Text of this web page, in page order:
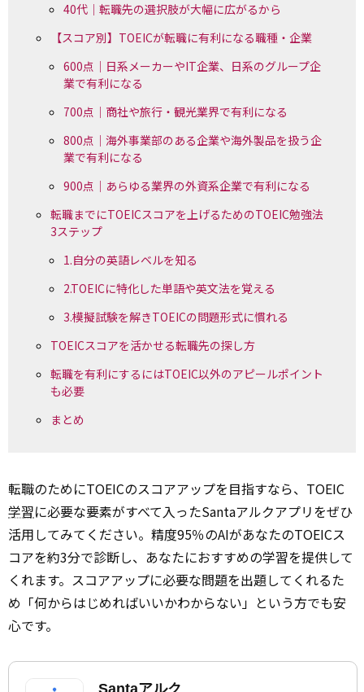
40代｜転職先の選択肢が大幅に広がるから
【スコア別】TOEICが転職に有利になる職種・企業
600点｜日系メーカーやIT企業、日系のグループ企
業で有利になる
700点｜商社や旅行・観光業界で有利になる
800点｜海外事業部のある企業や海外製品を扱う企
業で有利になる
900点｜あらゆる業界の外資系企業で有利になる
転職までにTOEICスコアを上げるためのTOEIC勉強法
3ステップ
1.自分の英語レベルを知る
2.TOEICに特化した単語や英文法を覚える
3.模擬試験を解きTOEICの問題形式に慣れる
TOEICスコアを活かせる転職先の探し方
転職を有利にするにはTOEIC以外のアピールポイント
も必要
まとめ
転職のためにTOEICのスコアアップを目指すなら、TOEIC
学習に必要な要素がすべて入ったSantaアルクアプリをぜひ
活用してみてください。精度95％のAIがあなたのTOEICス
コアを約3分で診断し、あなたにおすすめの学習を提供して
くれます。スコアアップに必要な問題を出題してくれるた
め「何からはじめればいいかわからない」という方でも安
心です。